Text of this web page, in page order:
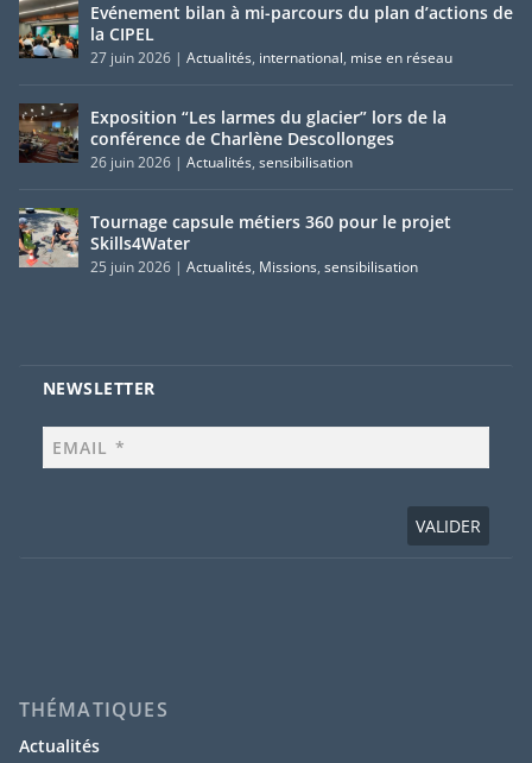
Evénement bilan à mi-parcours du plan d’actions de
la CIPEL
27 juin 2026| Actualités, international, mise en réseau
Exposition “Les larmes du glacier” lors de la
conférence de Charlène Descollonges
26 juin 2026| Actualités, sensibilisation
Tournage capsule métiers 360 pour le projet
Skills4Water
25 juin 2026| Actualités, Missions, sensibilisation
NEWSLETTER
THÉMATIQUES
Actualités